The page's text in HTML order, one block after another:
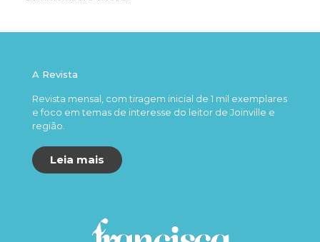
A Revista
Revista mensal, com tiragem inicial de 1 mil exemplares
e foco em temas de interesse do leitor de Joinville e
região.
Leia mais